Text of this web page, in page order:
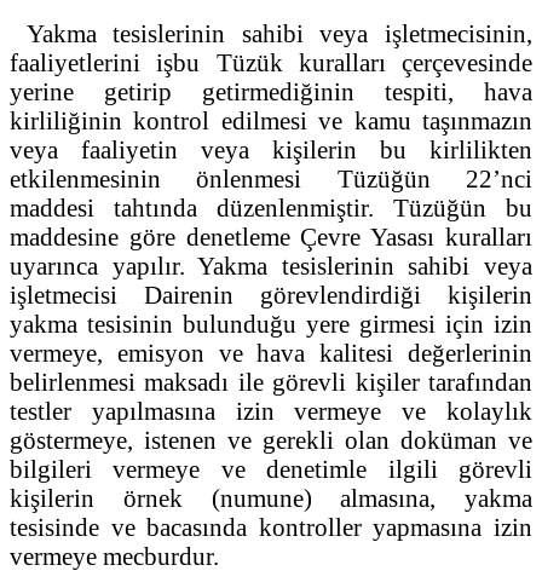
Yakma tesislerinin sahibi veya işletmecisinin,
faaliyetlerini işbu Tüzük kuralları çerçevesinde
yerine getirip getirmediğinin tespiti, hava
kirliliğinin kontrol edilmesi ve kamu taşınmazın
veya faaliyetin veya kişilerin bu kirlilikten
etkilenmesinin önlenmesi Tüzüğün 22’nci
maddesi tahtında düzenlenmiştir. Tüzüğün bu
maddesine göre denetleme Çevre Yasası kuralları
uyarınca yapılır. Yakma tesislerinin sahibi veya
işletmecisi Dairenin görevlendirdiği kişilerin
yakma tesisinin bulunduğu yere girmesi için izin
vermeye, emisyon ve hava kalitesi değerlerinin
belirlenmesi maksadı ile görevli kişiler tarafından
testler yapılmasına izin vermeye ve kolaylık
göstermeye, istenen ve gerekli olan doküman ve
bilgileri vermeye ve denetimle ilgili görevli
kişilerin örnek (numune) almasına, yakma
tesisinde ve bacasında kontroller yapmasına izin
vermeye mecburdur.